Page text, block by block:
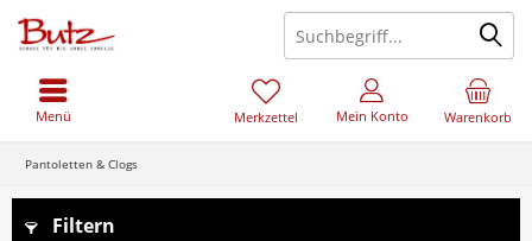
Warenkorb
Merkzettel Mein Konto
Menü
Pantoletten & Clogs
Filtern